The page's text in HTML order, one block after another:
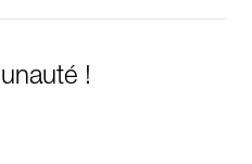
!